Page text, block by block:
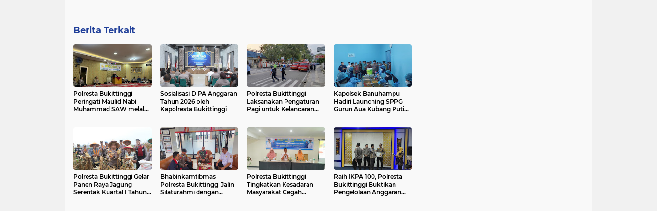
Berita Terkait
Polresta Bukittinggi
Peringati Maulid Nabi
Muhammad SAW melalui
Sosialisasi DIPA Anggaran
Tahun 2026 oleh
Kapolresta Bukittinggi
Polresta Bukittinggi
Laksanakan Pengaturan
Pagi untuk Kelancaran
Kapolsek Banuhampu
Hadiri Launching SPPG
Gurun Aua Kubang Putiah
Polresta Bukittinggi Gelar
Panen Raya Jagung
Serentak Kuartal I Tahun
Bhabinkamtibmas
Polresta Bukittinggi Jalin
Silaturahmi dengan
Polresta Bukittinggi
Tingkatkan Kesadaran
Masyarakat Cegah
Raih IKPA 100, Polresta
Bukittinggi Buktikan
Pengelolaan Anggaran